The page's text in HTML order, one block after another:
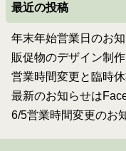
最近の投稿
年末年始営業日のお
販促物のデザイン制作
営業時間変更と臨時
最新のお知らせは
6/5営業時間変更のお